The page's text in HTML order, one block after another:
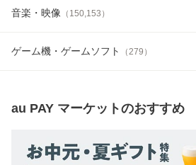
音楽・映像 （ 150,153 ）
ゲーム機・ゲームソフト （279 ）
au PAY マーケットのおすすめ